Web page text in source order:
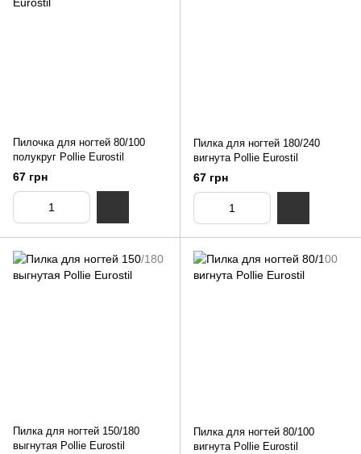
Пилочка для ногтей 80/100
полукруг Pollie Eurostil
67 грн
Пилка для ногтей 180/240
вигнута Pollie Eurostil
67 грн
Пилка для ногтей 150/180
выгнутая Pollie Eurostil
Пилка для ногтей 80/100
вигнута Pollie Eurostil